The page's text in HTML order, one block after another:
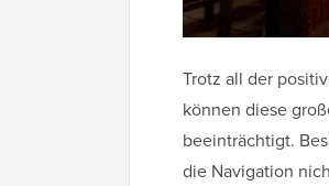
Trotz all der
können diese
beeinträchtigt.
die Navigation